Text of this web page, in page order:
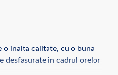
o inalta calitate, cu o buna
desfasurate in cadrul orelor